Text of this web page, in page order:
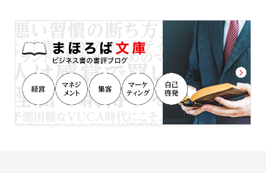
専門家報酬になってしまうこともある
ため、遺産額よりも相続手続きの難易
度や工程数を報酬決定の際に重視して
おります。 常に、ご依頼いただくお客
様にとって、納得感のある報酬設定を
するよう心がけております。 〇事務所
立地を活かし、芦屋市内の案件は迅速
対応 当事務所は、芦屋市の主要エリア
に事務所を構えております。近隣に銀
は何でも相談」してくださいね。